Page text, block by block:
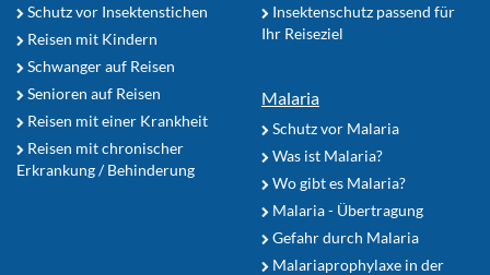
Schutz vor Insektenstichen
Reisen mit Kindern
Schwanger auf Reisen
Senioren auf Reisen
Reisen mit einer Krankheit
Reisen mit chronischer
Erkrankung / Behinderung
Insektenschutz passend für
Ihr Reiseziel
Malaria
Schutz vor Malaria
Was ist Malaria?
Wo gibt es Malaria?
Malaria - Übertragung
Gefahr durch Malaria
Malariaprophylaxe in der